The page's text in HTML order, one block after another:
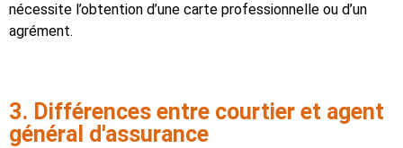
nécessite l’obtention d’une carte professionnelle ou d’un
agrément.
3. Différences entre courtier et agent
général d'assurance